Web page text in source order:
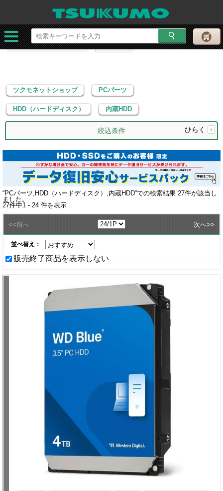
ツクモネットショップ
PCパーツ
HDD（ハードディスク）
内蔵HDD
ツクモネットショップ PCパーツ
HDD（ハードディスク） 内蔵HDD
絞込条件 ひらく +
“PCパーツ,HDD（ハードディスク）,内蔵HDD”での検索結果 27件が該当し
ました。
27件中1 - 24 件を表示
<<前へ 次へ>>
並べ替え：
販売終了商品を表示しない